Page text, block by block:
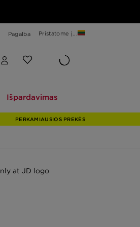
Pagalba Pristatome į...
Išpardavimas
PERKAMIAUSIOS PREKĖS